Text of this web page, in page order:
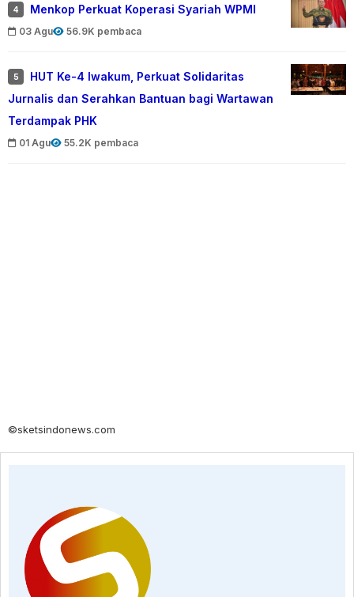
4 Menkop Perkuat Koperasi Syariah WPMI
03 Agu 56.9K pembaca
5
HUT Ke-4 Iwakum, Perkuat Solidaritas
Jurnalis dan Serahkan Bantuan bagi Wartawan
Terdampak PHK
01 Agu 55.2K pembaca
©sketsindonews.com